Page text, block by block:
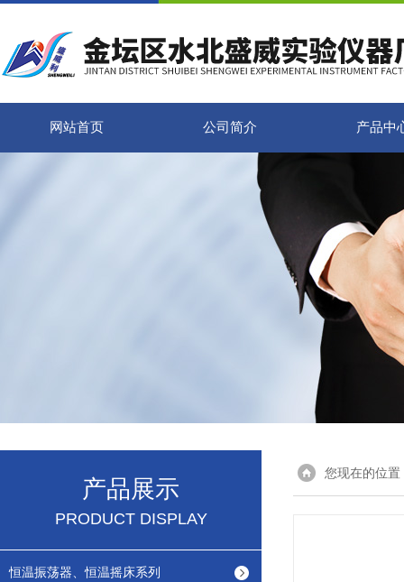
网站首页 公司简介 产品中
产品展示
PRODUCT DISPLAY
恒温振荡器、恒温摇床系列
您现在的位置